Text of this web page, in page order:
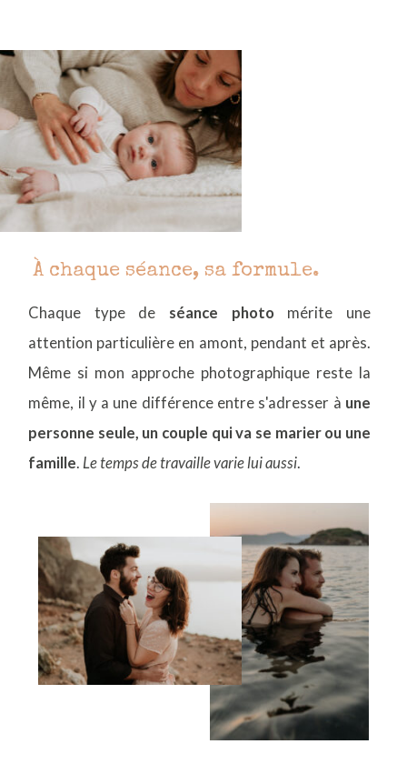
À chaque séance, sa formule.
Chaque type de séance photo mérite une
attention particulière en amont, pendant et après.
Même si mon approche photographique reste la
même, il y a une différence entre s'adresser à une
personne seule, un couple qui va se marier ou une
famille. Le temps de travaille varie lui aussi.